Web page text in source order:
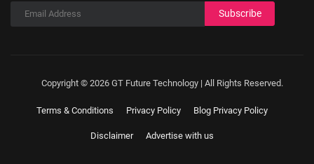
Subscribe
Copyright © 2026 GT Future Technology | All Rights Reserved.
Terms & Conditions Privacy Policy Blog Privacy Policy
Disclaimer Advertise with us